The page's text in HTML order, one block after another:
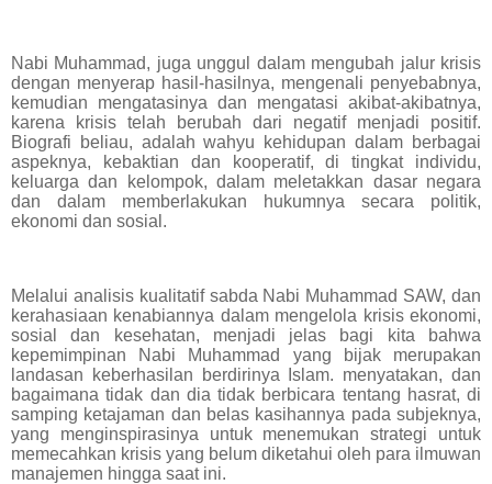
Nabi Muhammad, juga unggul dalam mengubah jalur krisis
dengan menyerap hasil-hasilnya, mengenali penyebabnya,
kemudian mengatasinya dan mengatasi akibat-akibatnya,
karena krisis telah berubah dari negatif menjadi positif.
Biografi beliau, adalah wahyu kehidupan dalam berbagai
aspeknya, kebaktian dan kooperatif, di tingkat individu,
keluarga dan kelompok, dalam meletakkan dasar negara
dan dalam memberlakukan hukumnya secara politik,
ekonomi dan sosial.
Melalui analisis kualitatif sabda Nabi Muhammad SAW, dan
kerahasiaan kenabiannya dalam mengelola krisis ekonomi,
sosial dan kesehatan, menjadi jelas bagi kita bahwa
kepemimpinan Nabi Muhammad yang bijak merupakan
landasan keberhasilan berdirinya Islam. menyatakan, dan
bagaimana tidak dan dia tidak berbicara tentang hasrat, di
samping ketajaman dan belas kasihannya pada subjeknya,
yang menginspirasinya untuk menemukan strategi untuk
memecahkan krisis yang belum diketahui oleh para ilmuwan
manajemen hingga saat ini.